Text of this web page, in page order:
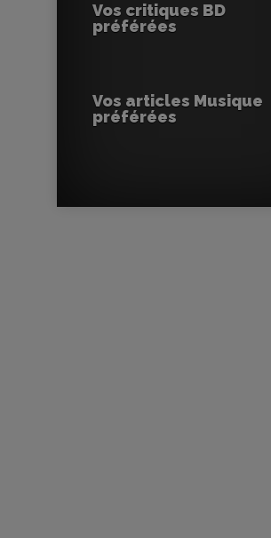
Vos critiques BD
préférées
Vos articles Musique
préférées